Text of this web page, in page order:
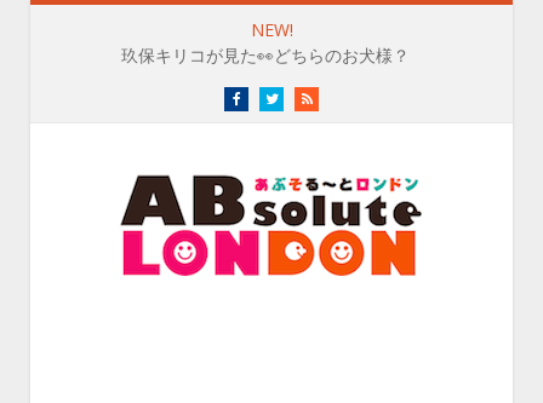
NEW!
玖保キリコが見た👀どちらのお犬様？
FacebookTwitterRSS